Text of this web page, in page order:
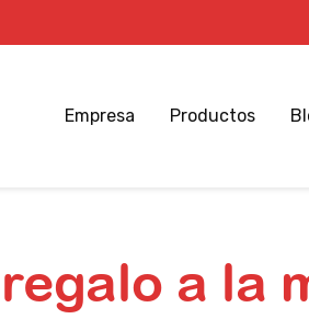
Empresa Productos
a la